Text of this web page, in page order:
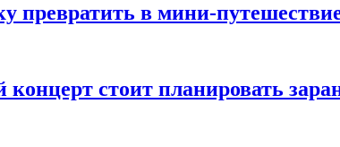
превратить в мини-
стоит планировать